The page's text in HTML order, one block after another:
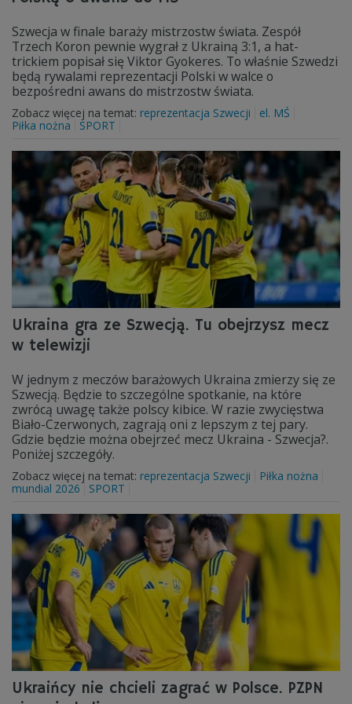
Szwecja w finale baraży mistrzostw świata. Zespół
Trzech Koron pewnie wygrał z Ukrainą 3:1, a hat-
trickiem popisał się Viktor Gyokeres. To właśnie Szwedzi
będą rywalami reprezentacji Polski w walce o
bezpośredni awans do mistrzostw świata.
Zobacz więcej na temat: reprezentacja Szwecji
el. MŚ
Piłka nożna
SPORT
Ukraina gra ze Szwecją. Tu obejrzysz mecz
w telewizji
W jednym z meczów barażowych Ukraina zmierzy się ze
Szwecją. Będzie to szczególne spotkanie, na które
zwrócą uwagę także polscy kibice. W razie zwycięstwa
Biało-Czerwonych, zagrają oni z lepszym z tej pary.
Gdzie będzie można obejrzeć mecz Ukraina - Szwecja?.
Poniżej szczegóły.
Zobacz więcej na temat: reprezentacja Szwecji
Piłka nożna
mundial 2026
SPORT
Ukraińcy nie chcieli zagrać w Polsce. PZPN